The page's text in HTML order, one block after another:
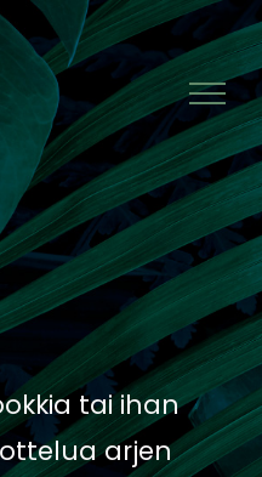
tai ihan
arjen